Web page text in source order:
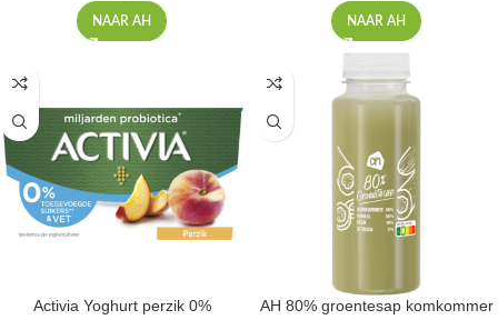
NAAR AH NAAR AH
Activia Yoghurt perzik 0% AH 80% groentesap komkommer